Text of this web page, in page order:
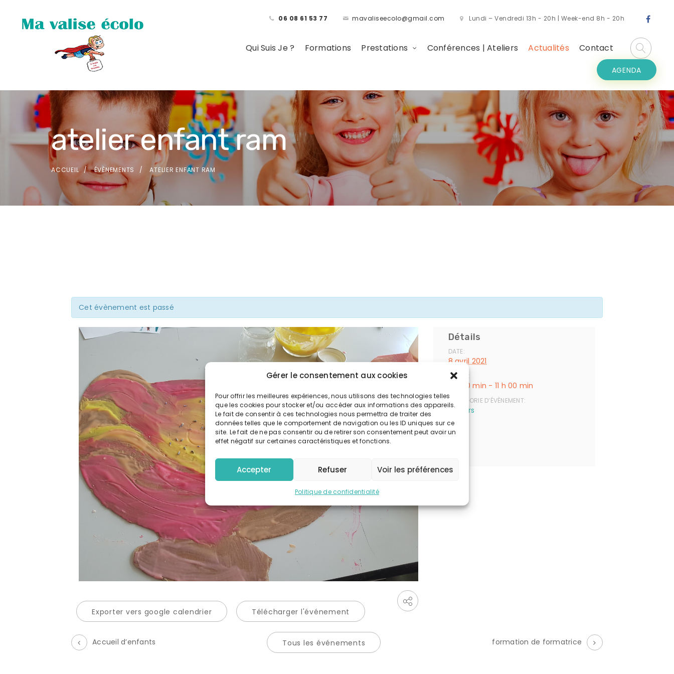
Gérer le consentement aux cookies
Pour offrir les meilleures expériences, nous utilisons des technologies telles
que les cookies pour stocker et/ou accéder aux informations des appareils.
Le fait de consentir à ces technologies nous permettra de traiter des
données telles que le comportement de navigation ou les ID uniques sur ce
site. Le fait de ne pas consentir ou de retirer son consentement peut avoir un
effet négatif sur certaines caractéristiques et fonctions.
Accepter Refuser Voir les préférences
Politique de confidentialité
06 08 61 53 77 mavaliseecolo@gmail.com Lundi – Vendredi 13h - 20h | Week-end 8h - 20h
Qui Suis Je ? Formations Prestations Conférences | Ateliers Actualités Contact
AGENDA
atelier enfant ram
ACCUEIL ÉVÈNEMENTS ATELIER ENFANT RAM
Cet évènement est passé
Exporter vers google calendrier Télécharger l'événement
Détails
DATE:
8 avril 2021
HEURE :
9 h 30 min - 11 h 00 min
CATÉGORIE D’ÉVÈNEMENT:
Ateliers
Lieu
É
Accueil d’enfants Tous les événements formation de formatrice